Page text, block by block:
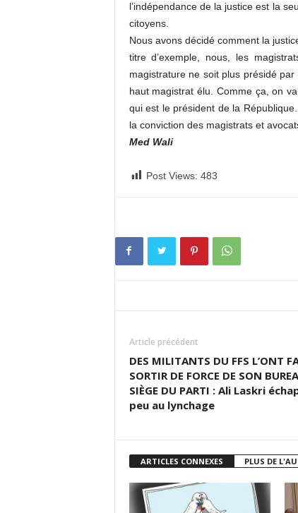
l’indépendance de la justice est la
citoyens.
Nous avons décidé comment la
titre d’exemple, nous, les
magistrature ne soit plus présidé
haut magistrat élu. Comme ça, on
qui est le président de la
la conviction des magistrats et
Med Wali
Post Views: 483
Article précédent
DES MILITANTS DU FFS L’ONT
SORTIR DE FORCE DE SON
SIÈGE DU PARTI : Ali Laskri
peu au lynchage
ARTICLES CONNEXES PLUS DE